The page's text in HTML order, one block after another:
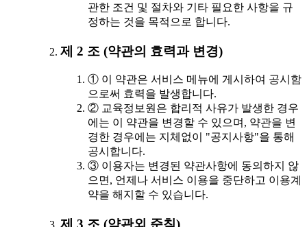
관한 조건 및 절차와 기타 필요한 사항을 규
정하는 것을 목적으로 합니다.
제 2 조 (약관의 효력과 변경)
① 이 약관은 서비스 메뉴에 게시하여 공시함
으로써 효력을 발생합니다.
② 교육정보원은 합리적 사유가 발생한 경우
에는 이 약관을 변경할 수 있으며, 약관을 변
경한 경우에는 지체없이 "공지사항"을 통해
공시합니다.
③ 이용자는 변경된 약관사항에 동의하지 않
으면, 언제나 서비스 이용을 중단하고 이용계
약을 해지할 수 있습니다.
제 3 조 (약관외 준칙)